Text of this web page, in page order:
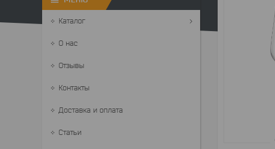
Каталог
О нас
Отзывы
Контакты
Доставка и оплата
Статьи